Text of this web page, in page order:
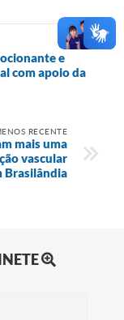
e
com apoio da
RECENTE
mais uma
vascular
Brasilândia